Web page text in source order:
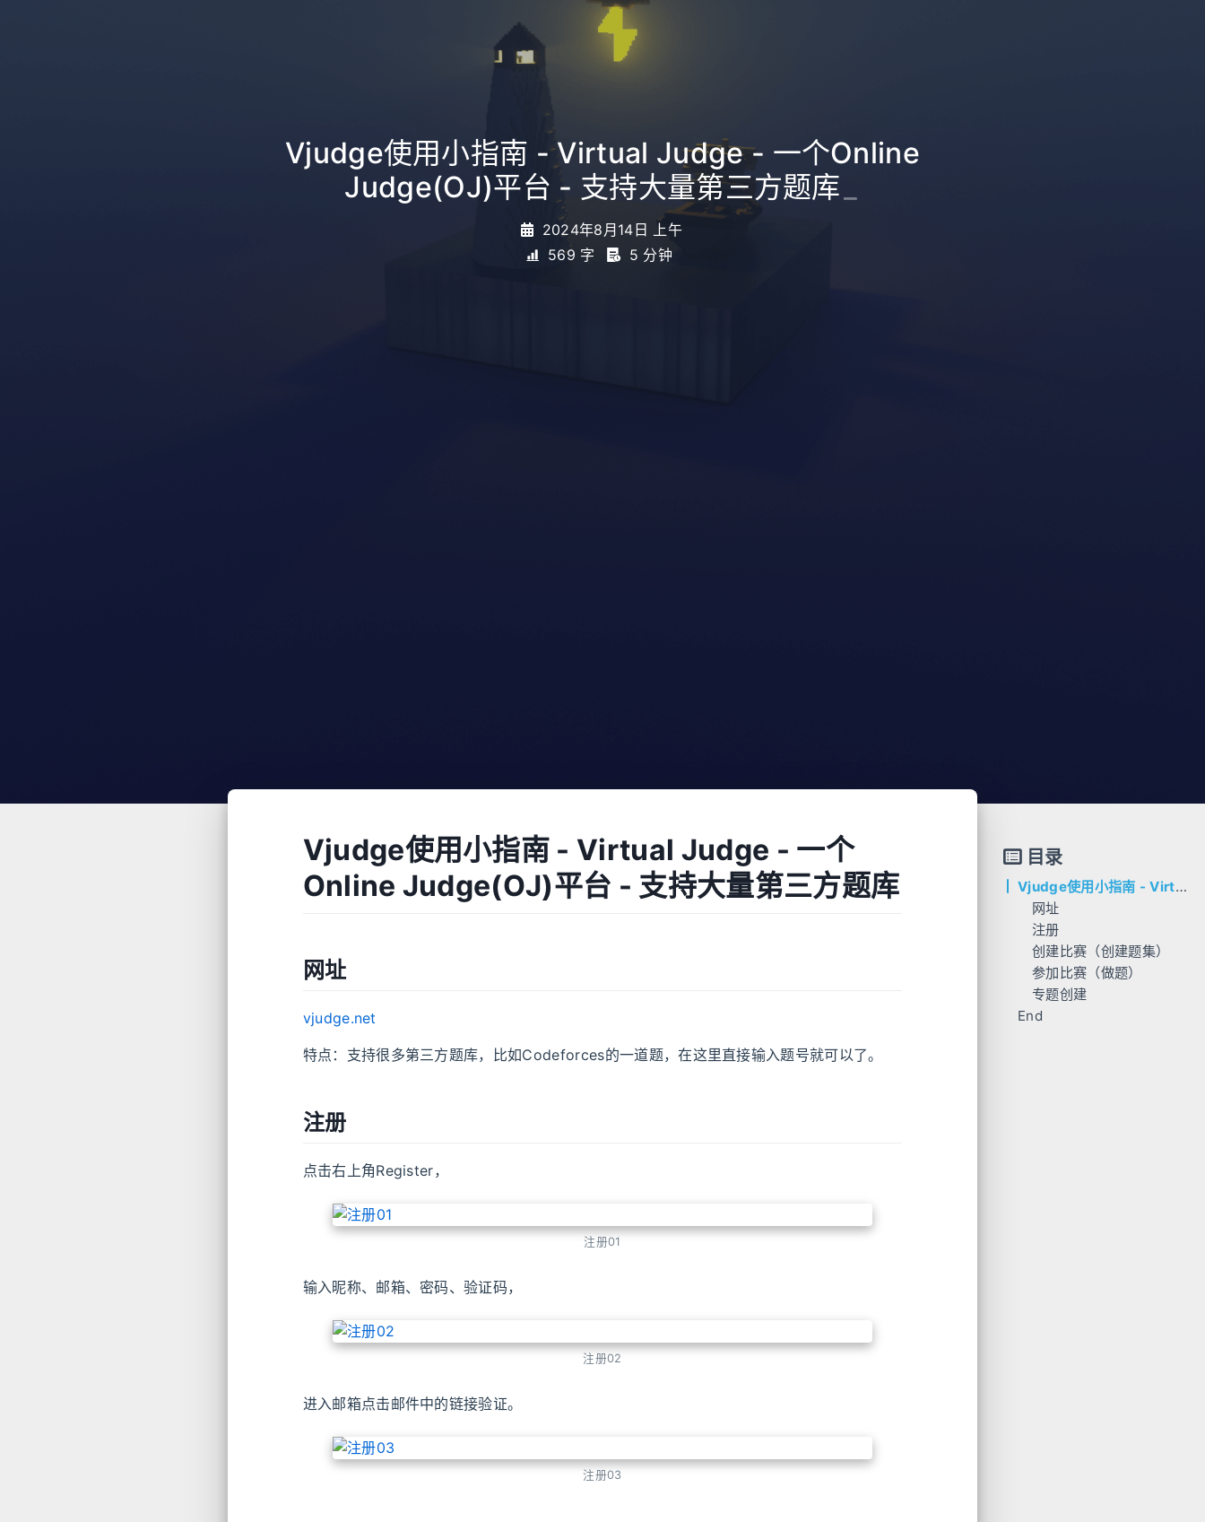
Vjudge使用小指南 - Virtual Judge - 一个Online
Judge(OJ)平台 - 支持大量第三方题库
2024年8月14日 上午
569 字
5 分钟
Vjudge使用小指南 - Virtual Judge - 一个
Online Judge(OJ)平台 - 支持大量第三方题库
网址
vjudge.net
特点：支持很多第三方题库，比如Codeforces的一道题，在这里直接输入题号就可以了。
注册
点击右上角Register，
注册01
输入昵称、邮箱、密码、验证码，
注册02
进入邮箱点击邮件中的链接验证。
注册03
目录
Vjudge使用小指南 - Virtual Judge - 一个Online Judge(OJ)平台 - 支持大量第三方题库
网址
注册
创建比赛（创建题集）
参加比赛（做题）
专题创建
End